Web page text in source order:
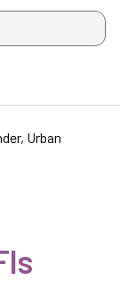
kommer att visas
Urban